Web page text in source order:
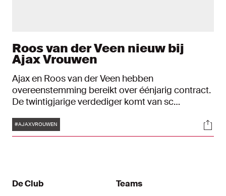
Roos van der Veen nieuw bij
Ajax Vrouwen
Ajax en Roos van der Veen hebben
overeenstemming bereikt over éénjarig contract.
De twintigjarige verdediger komt van sc
Tags
#AJAXVROUWEN
De Club
Teams